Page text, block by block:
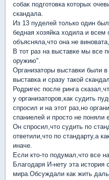
собак подготовка которых
скандала.
Из 13 пуделей только один
бедная хозяйка ходила и всем
объясняла,что она не
В тот раз на выставке мы все
оружию".
Организаторы выставки были
выставка и сразу такой
Родригес после ринга
у организаторов,как судить
спросил и на этот раз,но
спаниелей и просто не поняли
Он спросил,что судить по
ответили,что по стандарту,а
иначе.
Если кто-то подумал,что все
Благодаря И-нету эта история
мира.Обсуждали как жить